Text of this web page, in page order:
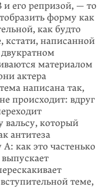
его репризой, — то
форму как
как будто
написанной
материалом
актера
написана так,
происходит: вдруг
который
антитеза
как это частенько
теме,